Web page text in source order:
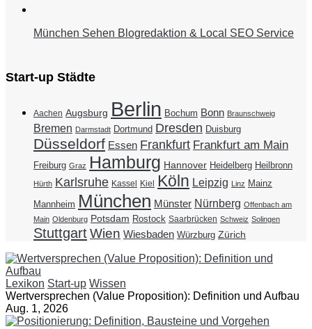
München Sehen Blogredaktion & Local SEO Service
Start-up Städte
Aachen Augsburg Berlin Bochum Bonn Braunschweig
Bremen Darmstadt Dortmund Dresden Duisburg
Düsseldorf Essen Frankfurt Frankfurt am Main
Freiburg Graz Hamburg Hannover Heidelberg Heilbronn
Hürth Karlsruhe Kassel Kiel Köln Leipzig Linz Mainz
Mannheim München Münster Nürnberg Offenbach am
Main Oldenburg Potsdam Rostock Saarbrücken Schweiz Solingen
StuttgartWien Wiesbaden Würzburg Zürich
Lexikon Start-up Wissen
Wertversprechen (Value Proposition): Definition und Aufbau
Aug. 1, 2026